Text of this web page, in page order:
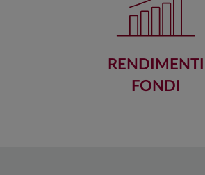
RENDIMENTI
FONDI